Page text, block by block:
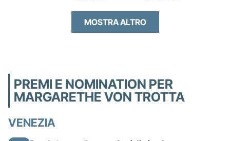
MOSTRA ALTRO
PREMI E NOMINATION PER
MARGARETHE VON TROTTA
VENEZIA